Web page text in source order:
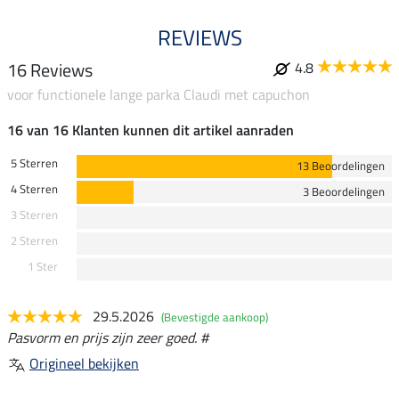
REVIEWS
16 Reviews
4.8
voor functionele lange parka Claudi met capuchon
16 van 16 Klanten kunnen dit artikel aanraden
5 Sterren
13 Beoordelingen
4 Sterren
3 Beoordelingen
3 Sterren
2 Sterren
1 Ster
29.5.2026 (Bevestigde aankoop)
Pasvorm en prijs zijn zeer goed. #
Origineel bekijken